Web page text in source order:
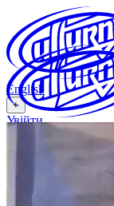
English
+
Увійти